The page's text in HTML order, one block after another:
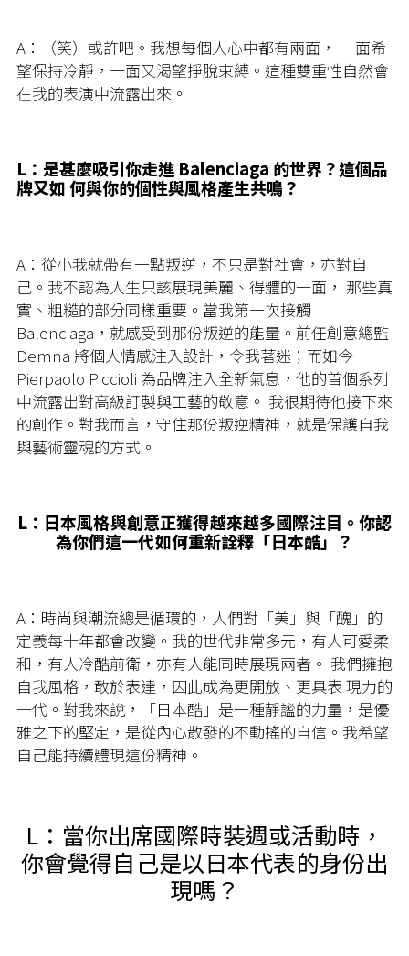
A：（笑）或許吧。我想每個人心中都有兩面， 一面希
望保持冷靜，一面又渴望掙脫束縛。這種雙重性自然會
在我的表演中流露出來。
L： 是甚麼吸引你走進 Balenciaga 的世界？這個品
牌又如 何與你的個性與風格產生共鳴？
A： 從小我就帶有一點叛逆，不只是對社會，亦對自
己。我不認為人生只該展現美麗、得體的一面， 那些真
實、粗糙的部分同樣重要。當我第一次接觸
Balenciaga，就感受到那份叛逆的能量。前任創意總監
Demna 將個人情感注入設計，令我著迷；而如今
Pierpaolo Piccioli 為品牌注入全新氣息，他的首個系列
中流露出對高級訂製與工藝的敬意。 我很期待他接下來
的創作。對我而言，守住那份叛逆精神，就是保護自我
與藝術靈魂的方式。
L：日本風格與創意正獲得越來越多國際注目。你認
為你們這一代如何重新詮釋「日本酷」？
A： 時尚與潮流總是循環的，人們對「美」與「醜」的
定義每十年都會改變。我的世代非常多元，有人可愛柔
和，有人冷酷前衛，亦有人能同時展現兩者。 我們擁抱
自我風格，敢於表達，因此成為更開放、更具表 現力的
一代。對我來說，「日本酷」是一種靜謐的力量，是優
雅之下的堅定，是從內心散發的不動搖的自信。我希望
自己能持續體現這份精神。
L：當你出席國際時裝週或活動時，
你會覺得自己是以日本代表的身份出
現嗎？